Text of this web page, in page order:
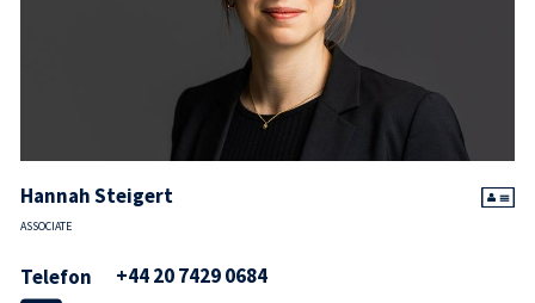
Hannah Steigert
ASSOCIATE
Telefon +44 20 7429 0684